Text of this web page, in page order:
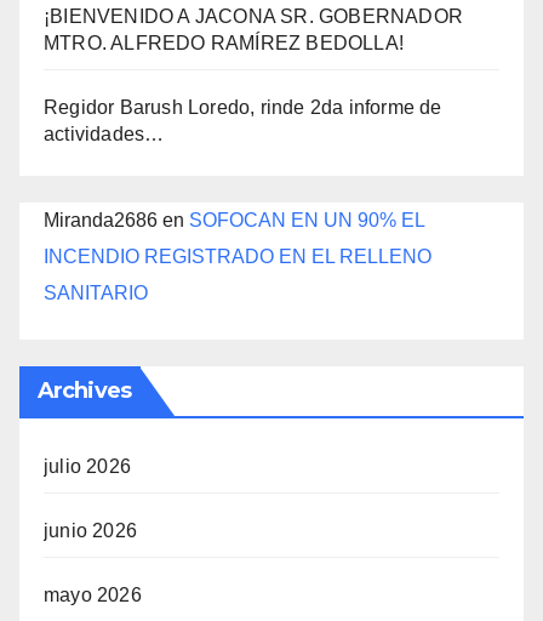
¡BIENVENIDO A JACONA SR. GOBERNADOR
MTRO. ALFREDO RAMÍREZ BEDOLLA!
Regidor Barush Loredo, rinde 2da informe de
actividades…
Miranda2686 en SOFOCAN EN UN 90% EL
INCENDIO REGISTRADO EN EL RELLENO
SANITARIO
Archives
julio 2026
junio 2026
mayo 2026